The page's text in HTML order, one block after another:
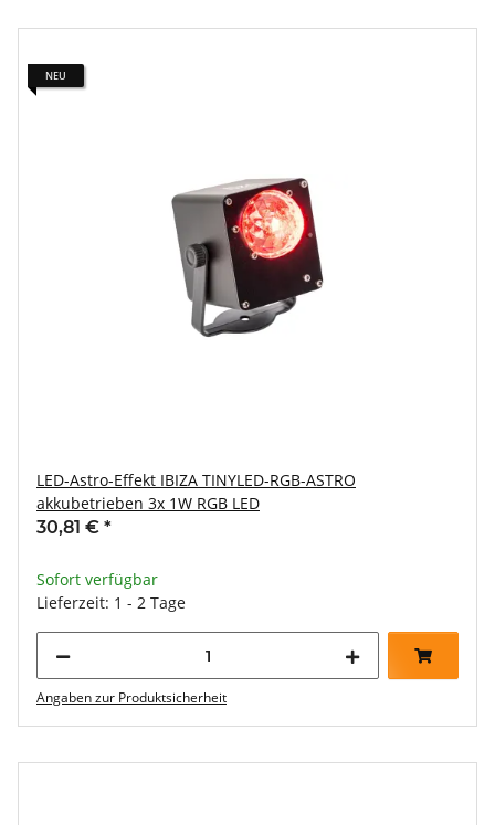
NEU
LED-Astro-Effekt IBIZA TINYLED-RGB-ASTRO
akkubetrieben 3x 1W RGB LED
30,81 € *
Sofort verfügbar
Lieferzeit: 1 - 2 Tage
Angaben zur Produktsicherheit